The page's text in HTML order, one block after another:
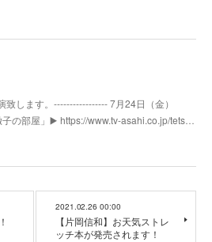
します。----------------- 7月24日（金）
の部屋」▶️ https://www.tv-asahi.co.jp/tets…
2021.02.26 00:00
【片岡信和】お天気ストレ
ッチ本が発売されます！